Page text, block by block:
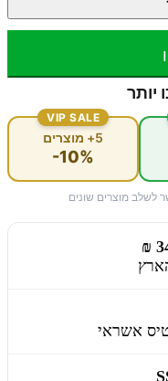
יותר
VIP SALE
5+ מוצרים
-10%
לשלב מוצרים שונים
אשראי